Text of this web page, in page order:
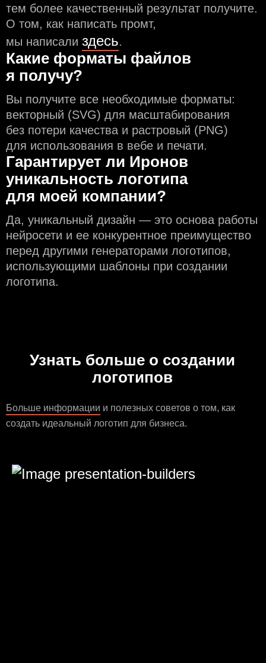
тем более качественный результат получите.
О том, как написать промт,
мы написали здесь.
Какие форматы файлов
я получу?
Вы получите все необходимые форматы:
векторный (SVG) для масштабирования
без потери качества и растровый (PNG)
для использования в вебе и печати.
Гарантирует ли Иронов
уникальность логотипа
для моей компании?
Да, уникальный дизайн — это основа работы
нейросети и еe конкурентное преимущество
перед другими генераторами логотипов,
использующими шаблоны при создании
логотипа.
Узнать больше о создании
логотипов
Больше информации и полезных советов о том, как
создать идеальный логотип для бизнеса.